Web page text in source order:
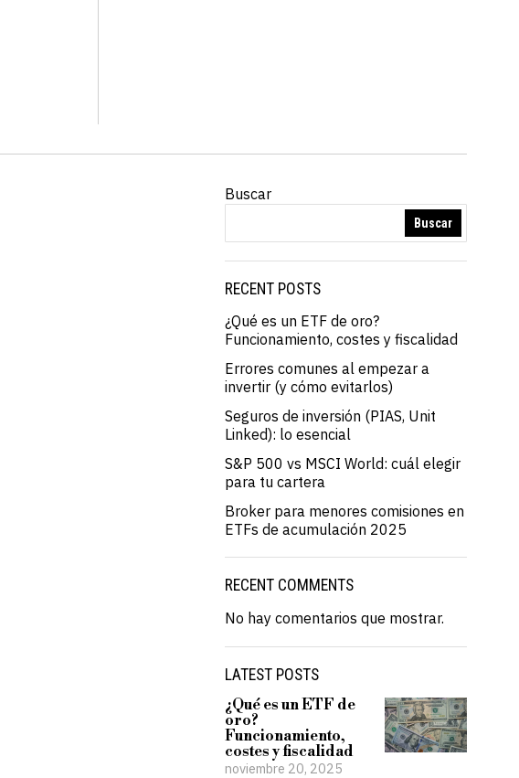
Buscar
Buscar
RECENT POSTS
¿Qué es un ETF de oro?
Funcionamiento, costes y fiscalidad
Errores comunes al empezar a
invertir (y cómo evitarlos)
Seguros de inversión (PIAS, Unit
Linked): lo esencial
S&P 500 vs MSCI World: cuál elegir
para tu cartera
Broker para menores comisiones en
ETFs de acumulación 2025
RECENT COMMENTS
No hay comentarios que mostrar.
LATEST POSTS
¿Qué es un ETF de
oro?
Funcionamiento,
costes y fiscalidad
noviembre 20, 2025